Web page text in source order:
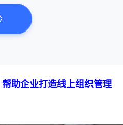
助企业打造线上组织管理